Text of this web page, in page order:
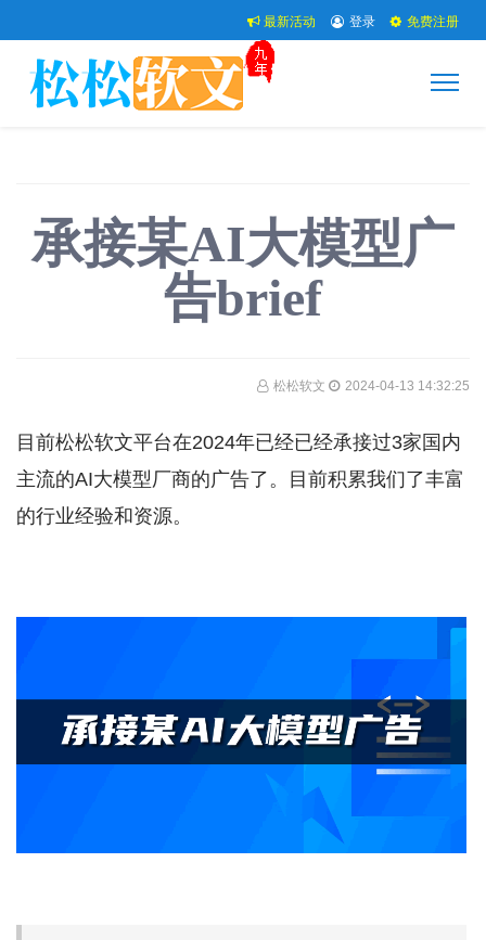
最新活动 登录 免费注册
承接某AI大模型广
告brief
松松软文 2024-04-13 14:32:25
目前松松软文平台在2024年已经已经承接过3家国内
主流的AI大模型厂商的广告了。目前积累我们了丰富
的行业经验和资源。